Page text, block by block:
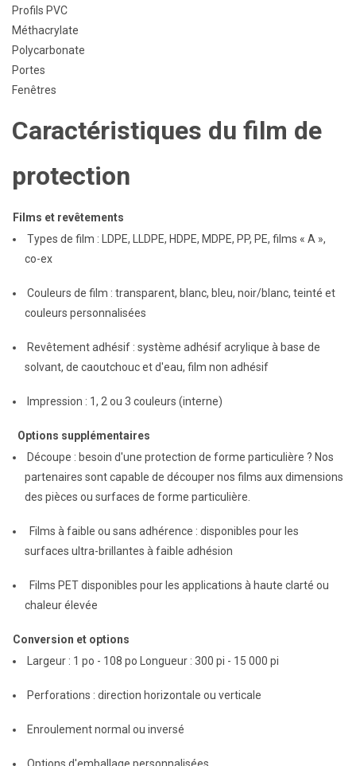
Profils PVC
Méthacrylate
Polycarbonate
Portes
Fenêtres
Caractéristiques du film de
protection
Films et revêtements
Types de film : LDPE, LLDPE, HDPE, MDPE, PP, PE, films « A »,
co-ex
Couleurs de film : transparent, blanc, bleu, noir/blanc, teinté et
couleurs personnalisées
Revêtement adhésif : système adhésif acrylique à base de
solvant, de caoutchouc et d'eau, film non adhésif
Impression : 1, 2 ou 3 couleurs (interne)
Options supplémentaires
Découpe : besoin d'une protection de forme particulière ? Nos
partenaires sont capable de découper nos films aux dimensions
des pièces ou surfaces de forme particulière.
Films à faible ou sans adhérence : disponibles pour les
surfaces ultra-brillantes à faible adhésion
Films PET disponibles pour les applications à haute clarté ou
chaleur élevée
Conversion et options
Largeur : 1 po - 108 po Longueur : 300 pi - 15 000 pi
Perforations : direction horizontale ou verticale
Enroulement normal ou inversé